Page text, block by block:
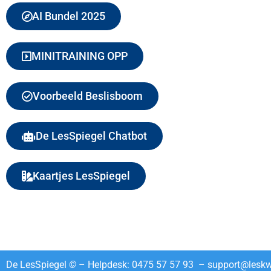
AI Bundel 2025
MINITRAINING OPP
Voorbeeld Beslisboom
De LesSpiegel Chatbot
Kaartjes LesSpiegel
De LesSpiegel © – Helpdesk: 0475 57 57 93 –